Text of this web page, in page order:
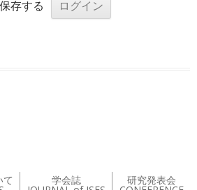
存する
て 学会誌 研究発表会